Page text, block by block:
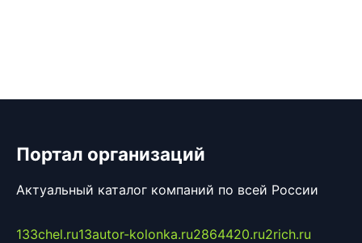
Портал организаций
Актуальный каталог компаний по всей России
133chel.ru13autor-kolonka.ru2864420.ru2rich.ru